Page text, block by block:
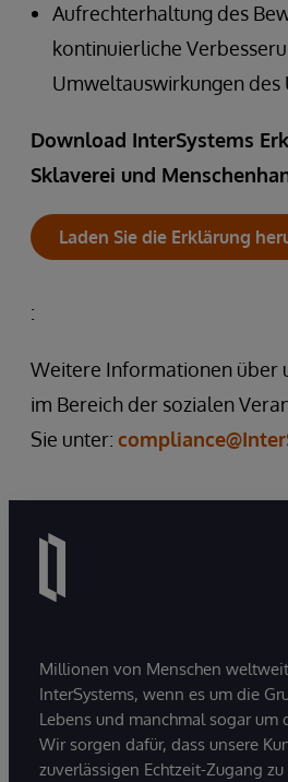
Aufrechterhaltung des
kontinuierliche
Umweltauswirkungen des
Download InterSystems
Sklaverei und
Laden Sie die Erklärung
:
Weitere Informationen über
im Bereich der sozialen
Sie unter:
Millionen von Menschen
InterSystems, wenn es um die
Lebens und manchmal sogar um
Wir sorgen dafür, dass unsere
zuverlässigen Echtzeit-Zugang